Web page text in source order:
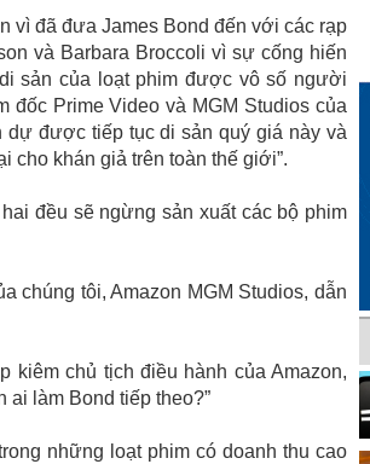
vì đã đưa James Bond đến với các rạp
và Barbara Broccoli vì sự cống hiến
sản của loạt phim được vô số người
đốc Prime Video và MGM Studios của
dự được tiếp tục di sản quý giá này và
cho khán giả trên toàn thế giới”.
đều sẽ ngừng sản xuất các bộ phim
chúng tôi, Amazon MGM Studios, dẫn
kiêm chủ tịch điều hành của Amazon,
ai làm Bond tiếp theo?”
những loạt phim có doanh thu cao